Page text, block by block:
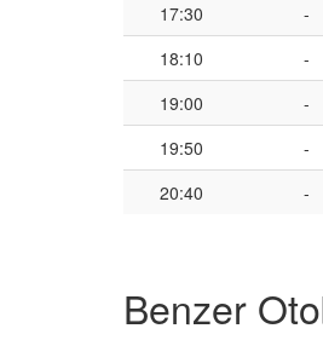
17:30
-
18:10
-
19:00
-
19:50
-
20:40
-
Benzer